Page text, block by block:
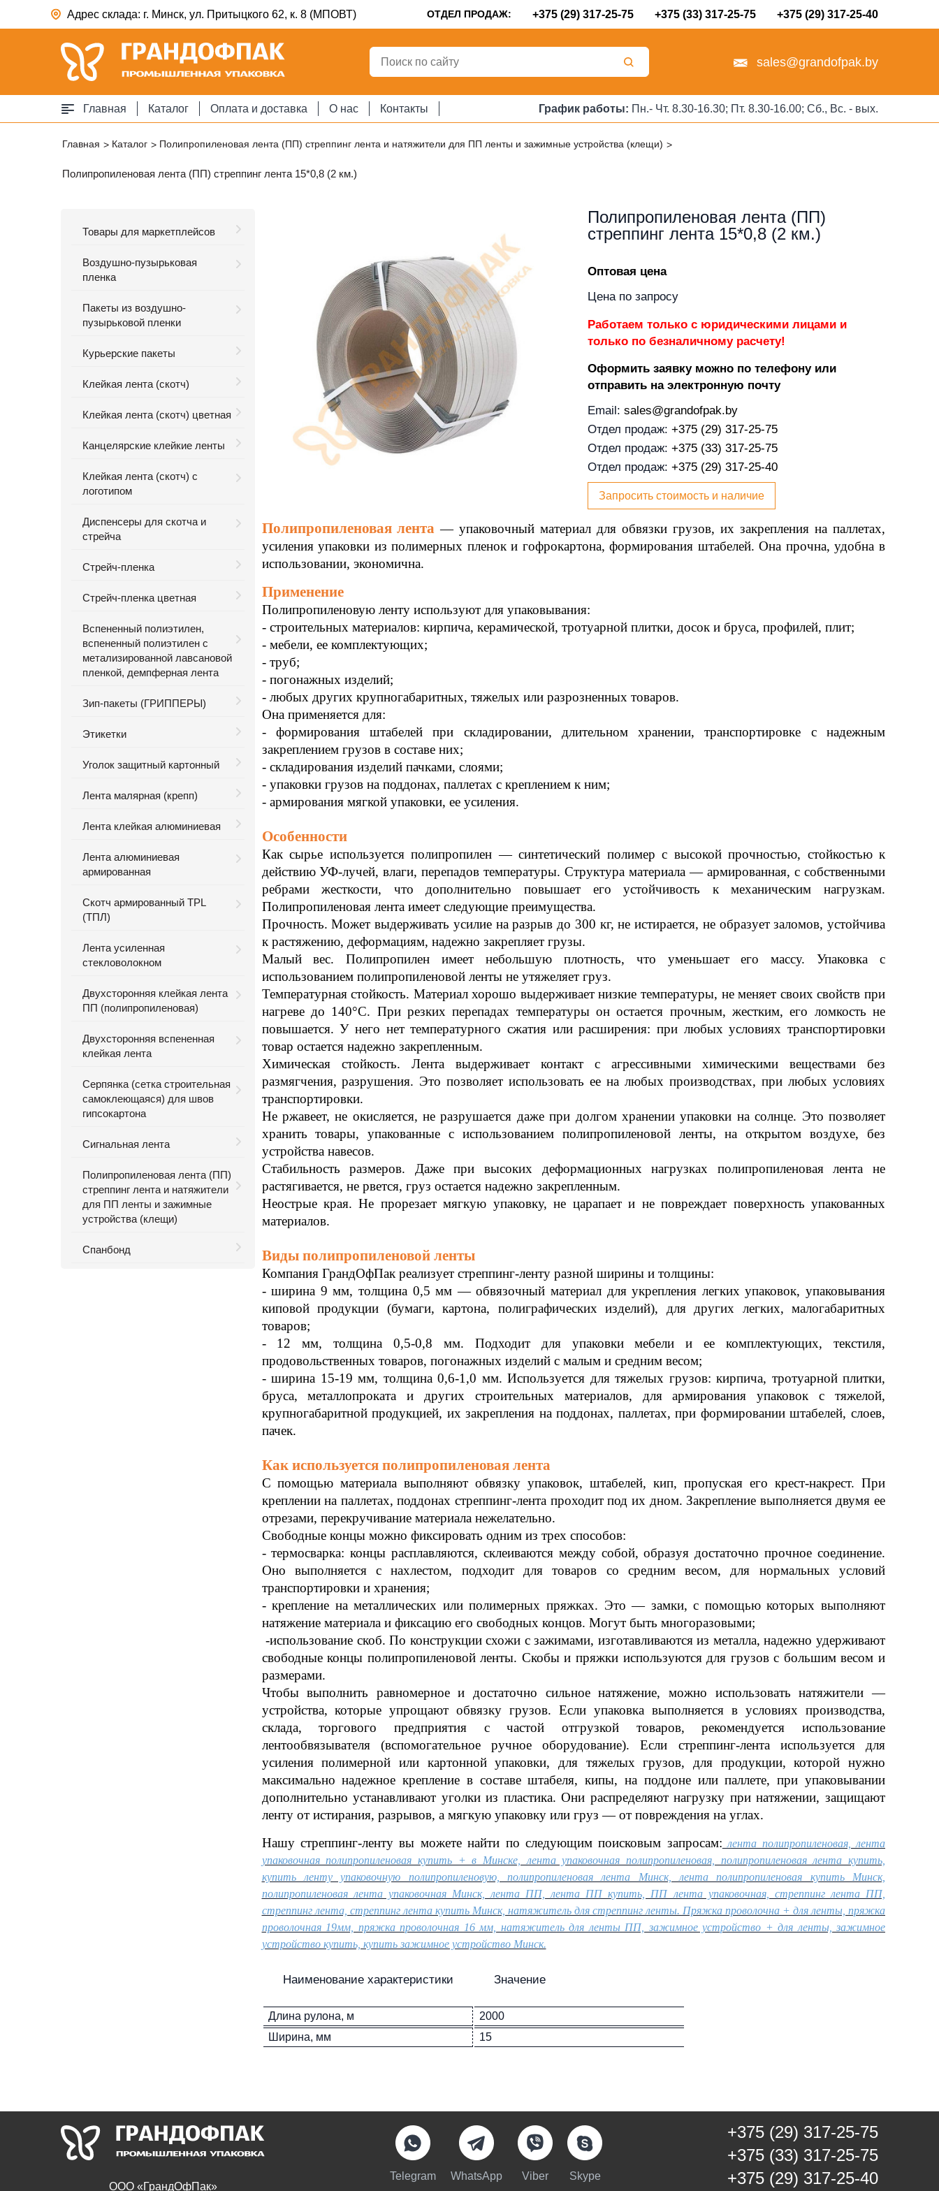
Адрес склада: г. Минск, ул. Притыцкого 62, к. 8 (МПОВТ) ОТДЕЛ ПРОДАЖ: +375 (29) 317-25-75 +375 (33) 317-25-75 +375 (29) 317-25-40
sales@grandofpak.by
Главная Каталог Оплата и доставка О нас Контакты График работы: Пн.- Чт. 8.30-16.30; Пт. 8.30-16.00; Сб., Вс. - вых.
Главная Каталог Полипропиленовая лента (ПП) стреппинг лента и натяжители для ПП ленты и зажимные устройства (клещи)
Полипропиленовая лента (ПП) стреппинг лента 15*0,8 (2 км.)
Товары для маркетплейсов
Воздушно-пузырьковая
пленка
Пакеты из воздушно-
пузырьковой пленки
Курьерские пакеты
Клейкая лента (скотч)
Клейкая лента (скотч) цветная
Канцелярские клейкие ленты
Клейкая лента (скотч) с
логотипом
Диспенсеры для скотча и
стрейча
Стрейч-пленка
Стрейч-пленка цветная
Вспененный полиэтилен,
вспененный полиэтилен с
метализированной лавсановой
пленкой, демпферная лента
Зип-пакеты (ГРИППЕРЫ)
Этикетки
Уголок защитный картонный
Лента малярная (крепп)
Лента клейкая алюминиевая
Лента алюминиевая
армированная
Скотч армированный TPL
(ТПЛ)
Лента усиленная
стекловолокном
Двухсторонняя клейкая лента
ПП (полипропиленовая)
Двухсторонняя вспененная
клейкая лента
Серпянка (сетка строительная
самоклеющаяся) для швов
гипсокартона
Сигнальная лента
Полипропиленовая лента (ПП)
стреппинг лента и натяжители
для ПП ленты и зажимные
устройства (клещи)
Спанбонд
Полипропиленовая лента (ПП)
стреппинг лента 15*0,8 (2 км.)
Оптовая цена
Цена по запросу
Работаем только с юридическими лицами и
только по безналичному расчету!
Оформить заявку можно по телефону или
отправить на электронную почту
Email: sales@grandofpak.by
Отдел продаж: +375 (29) 317-25-75
Отдел продаж: +375 (33) 317-25-75
Отдел продаж: +375 (29) 317-25-40
Запросить стоимость и наличие
Полипропиленовая лента — упаковочный материал для обвязки грузов, их закрепления на паллетах,
усиления упаковки из полимерных пленок и гофрокартона, формирования штабелей. Она прочна, удобна в
использовании, экономична.
Применение
Полипропиленовую лентуиспользуют для упаковывания:
- строительных материалов: кирпича, керамической, тротуарной плитки, досок и бруса, профилей, плит;
- мебели, ее комплектующих;
- труб;
- погонажных изделий;
- любых других крупногабаритных, тяжелых или разрозненных товаров.
Она применяется для:
- формирования штабелей при складировании, длительном хранении, транспортировке с надежным
закреплением грузов в составе них;
- складирования изделий пачками, слоями;
- упаковки грузов на поддонах, паллетах с креплением к ним;
- армирования мягкой упаковки, ее усиления.
Особенности
Как сырье используется полипропилен — синтетический полимер с высокой прочностью, стойкостью к
действию УФ-лучей, влаги, перепадов температуры. Структура материала — армированная, с собственными
ребрами жесткости, что дополнительно повышает его устойчивость к механическим нагрузкам.
Полипропиленовая лента имеет следующие преимущества.
Прочность. Может выдерживать усилие на разрыв до 300 кг, не истирается, не образует заломов, устойчива
к растяжению, деформациям, надежно закрепляет грузы.
Малый вес. Полипропилен имеет небольшую плотность, что уменьшает его массу. Упаковка с
использованием полипропиленовой ленты не утяжеляет груз.
Температурная стойкость. Материал хорошо выдерживает низкие температуры, не меняет своих свойств при
нагреве до 140°C. При резких перепадах температуры он остается прочным, жестким, его ломкость не
повышается. У него нет температурного сжатия или расширения: при любых условиях транспортировки
товар остается надежно закрепленным.
Химическая стойкость. Лента выдерживает контакт с агрессивными химическими веществами без
размягчения, разрушения. Это позволяет использовать ее на любых производствах, при любых условиях
транспортировки.
Не ржавеет, не окисляется, не разрушается даже при долгом хранении упаковки на солнце. Это позволяет
хранить товары, упакованные с использованием полипропиленовой ленты, на открытом воздухе, без
устройства навесов.
Стабильность размеров. Даже при высоких деформационных нагрузках полипропиленовая лента не
растягивается, не рвется, груз остается надежно закрепленным.
Неострые края. Не прорезает мягкую упаковку, не царапает и не повреждает поверхность упакованных
материалов.
Виды полипропиленовой ленты
Компания ГрандОфПак реализует стреппинг-ленту разной ширины и толщины:
- ширина 9 мм, толщина 0,5 мм — обвязочный материал для укрепления легких упаковок, упаковывания
киповой продукции (бумаги, картона, полиграфических изделий), для других легких, малогабаритных
товаров;
- 12 мм, толщина 0,5-0,8 мм. Подходит для упаковки мебели и ее комплектующих, текстиля,
продовольственных товаров, погонажных изделий с малым и средним весом;
- ширина 15-19 мм, толщина 0,6-1,0 мм. Используется для тяжелых грузов: кирпича, тротуарной плитки,
бруса, металлопроката и других строительных материалов, для армирования упаковок с тяжелой,
крупногабаритной продукцией, их закрепления на поддонах, паллетах, при формировании штабелей, слоев,
пачек.
Как используется полипропиленовая лента
С помощью материала выполняют обвязку упаковок, штабелей, кип, пропуская его крест-накрест. При
креплении на паллетах, поддонах стреппинг-лента проходит под их дном. Закрепление выполняется двумя ее
отрезами, перекручивание материала нежелательно.
Свободные концы можно фиксировать одним из трех способов:
- термосварка: концы расплавляются, склеиваются между собой, образуя достаточно прочное соединение.
Оно выполняется с нахлестом, подходит для товаров со средним весом, для нормальных условий
транспортировки и хранения;
- крепление на металлических или полимерных пряжках. Это — замки, с помощью которых выполняют
натяжение материала и фиксацию его свободных концов. Могут быть многоразовыми;
-использование скоб. По конструкции схожи с зажимами, изготавливаются из металла, надежно удерживают
свободные концы полипропиленовой ленты. Скобы и пряжки используются для грузов с большим весом и
размерами.
Чтобы выполнить равномерное и достаточно сильное натяжение, можно использовать натяжители —
устройства, которые упрощают обвязку грузов. Если упаковка выполняется в условиях производства,
склада, торгового предприятия с частой отгрузкой товаров, рекомендуется использование
лентообвязывателя (вспомогательное ручное оборудование).Если стреппинг-лента используется для
усиления полимерной или картонной упаковки, для тяжелых грузов, для продукции, которой нужно
максимально надежное крепление в составе штабеля, кипы, на поддоне или паллете, при упаковывании
дополнительно устанавливают уголки из пластика. Они распределяют нагрузку при натяжении, защищают
ленту от истирания, разрывов, а мягкую упаковку или груз — от повреждения на углах.
Нашу стреппинг-ленту вы можете найти по следующим поисковым запросам: лента полипропиленовая, лента
упаковочная полипропиленовая купить + в Минске, лента упаковочная полипропиленовая, полипропиленовая лента купить,
купить ленту упаковочную полипропиленовую, полипропиленовая лента Минск, лента полипропиленовая купить Минск,
полипропиленовая лента упаковочная Минск, лента ПП, лента ПП купить, ПП лента упаковочная, стреппинг лента ПП,
стреппинг лента, стреппинг лента купить Минск, натяжитель для стреппинг ленты. Пряжка проволочна + для ленты, пряжка
проволочная 19мм, пряжка проволочная 16 мм, натяжитель для ленты ПП, зажимное устройство + для ленты, зажимное
устройство купить, купить зажимное устройство Минск.
Наименование характеристики Значение
Длина рулона, м
2000
Ширина, мм
15
ООО «ГрандОфПак»
Telegram WhatsApp Viber Skype
+375 (29) 317-25-75
+375 (33) 317-25-75
+375 (29) 317-25-40